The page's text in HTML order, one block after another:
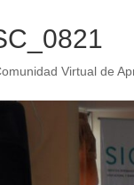
Virtual de